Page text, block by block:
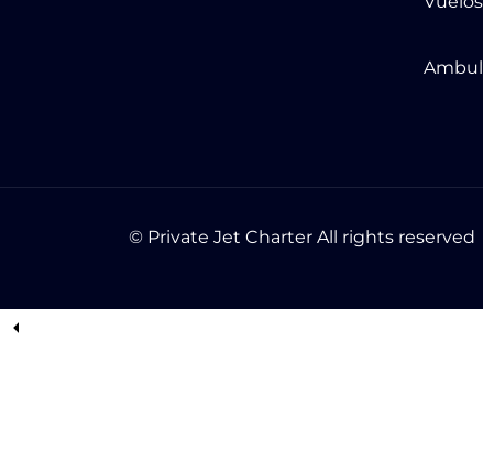
© Private Jet Charter All rights reserved